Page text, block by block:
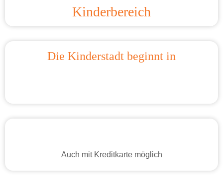
Kinderbereich
Die Kinderstadt beginnt in
Auch mit Kreditkarte möglich